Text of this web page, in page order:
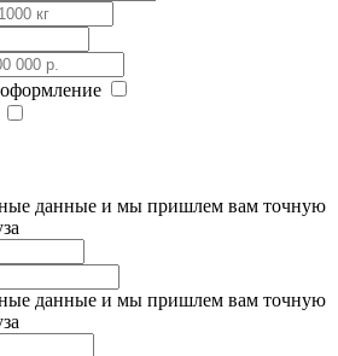
данные и мы пришлем вам точную
данные и мы пришлем вам точную